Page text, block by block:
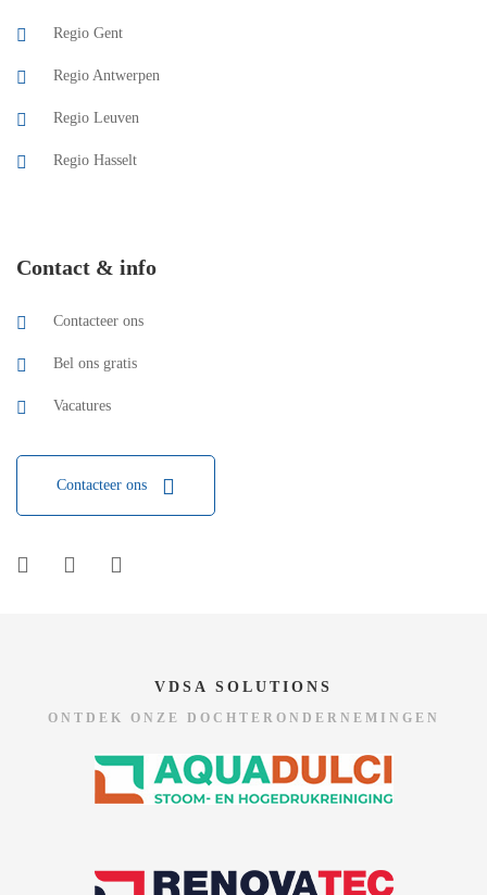
Regio Gent
Regio Antwerpen
Regio Leuven
Regio Hasselt
Contact & info
Contacteer ons
Bel ons gratis
Vacatures
Contacteer ons
VDSA SOLUTIONS
ONTDEK ONZE DOCHTERONDERNEMINGEN